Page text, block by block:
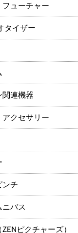
ューチャー
タイザー
連機器
クセサリー
ンチ
ニバス
ピクチャーズ）